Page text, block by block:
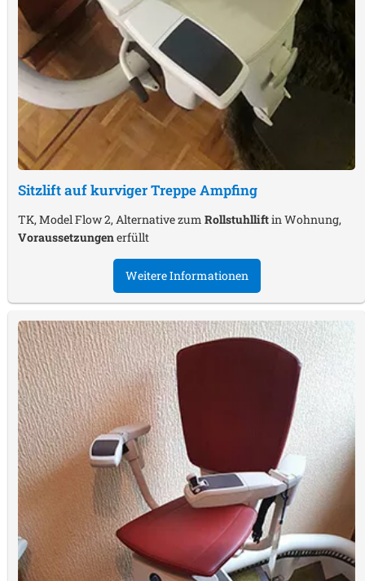
Sitzlift auf kurviger TreppeAmpfing
TK, Model Flow 2, Alternative zum Rollstuhlliftin Wohnung,
Voraussetzungenerfüllt
Weitere Informationen